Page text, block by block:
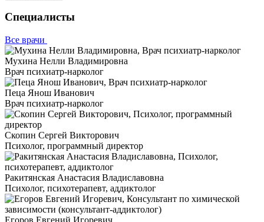
Специалисты
Все врачи
Мухина Нелли Владимировна
Врач психиатр-нарколог
Пеца Янош Иванович
Врач психиатр-нарколог
Скопин Сергей Викторович
Психолог, программный директор
Ракитянская Анастасия Владиславовна
Психолог, психотерапевт, аддиктолог